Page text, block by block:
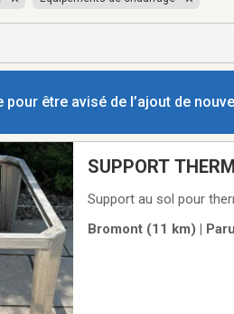
pour être avisé de l’ajout de
SUPPORT
Bromont (11 km) |